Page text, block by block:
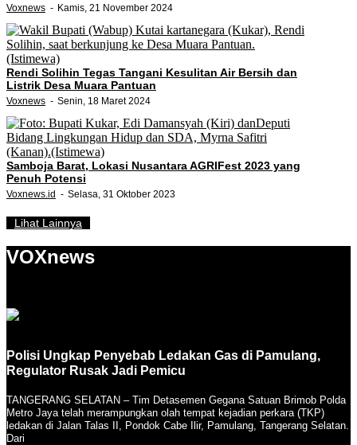
Voxnews Kamis, 21 November 2024
Rendi Solihin Tegas Tangani Kesulitan Air Bersih dan
Listrik Desa Muara Pantuan
Voxnews Senin, 18 Maret 2024
Samboja Barat, Lokasi Nusantara AGRIFest 2023 yang
Penuh Potensi
Voxnews.id Selasa, 31 Oktober 2023
Lihat Lainnya
VOXnews
Polisi Ungkap Penyebab Ledakan Gas di Pamulang,
Regulator Rusak Jadi Pemicu
TANGERANG SELATAN – Tim Detasemen Gegana Satuan Brimob Polda
Metro Jaya telah merampungkan olah tempat kejadian perkara (TKP)
ledakan di Jalan Talas II, Pondok Cabe Ilir, Pamulang, Tangerang Selatan.
Dari